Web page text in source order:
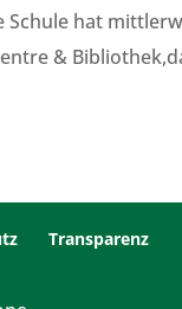
Schule hat
&
Transparenz